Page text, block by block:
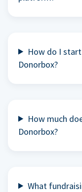
How do I
Donorbox?
How much
Donorbox?
What